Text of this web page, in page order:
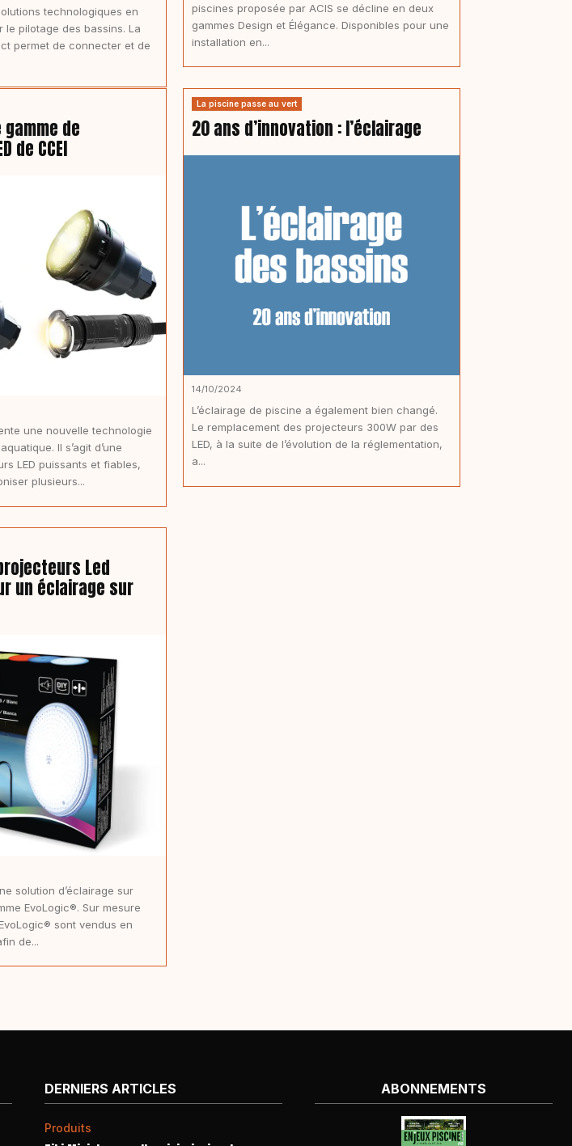
technologiques en
le pilotage des bassins. La
permet de connecter et de
piscines proposée par ACIS se décline en deux
gammes Design et Élégance. Disponibles pour une
installation en...
de
de CCEI
une nouvelle technologie
Il s’agit d’une
LED puissants et fiables,
plusieurs...
La piscine passe au vert
20 ans d’innovation : l’éclairage
14/10/2024
L’éclairage de piscine a également bien changé.
Le remplacement des projecteurs 300W par des
LED, à la suite de l’évolution de la réglementation,
a...
Led
un éclairage sur
solution d’éclairage sur
EvoLogic®. Sur mesure
sont vendus en
de...
DERNIERS ARTICLES
Produits
ABONNEMENTS